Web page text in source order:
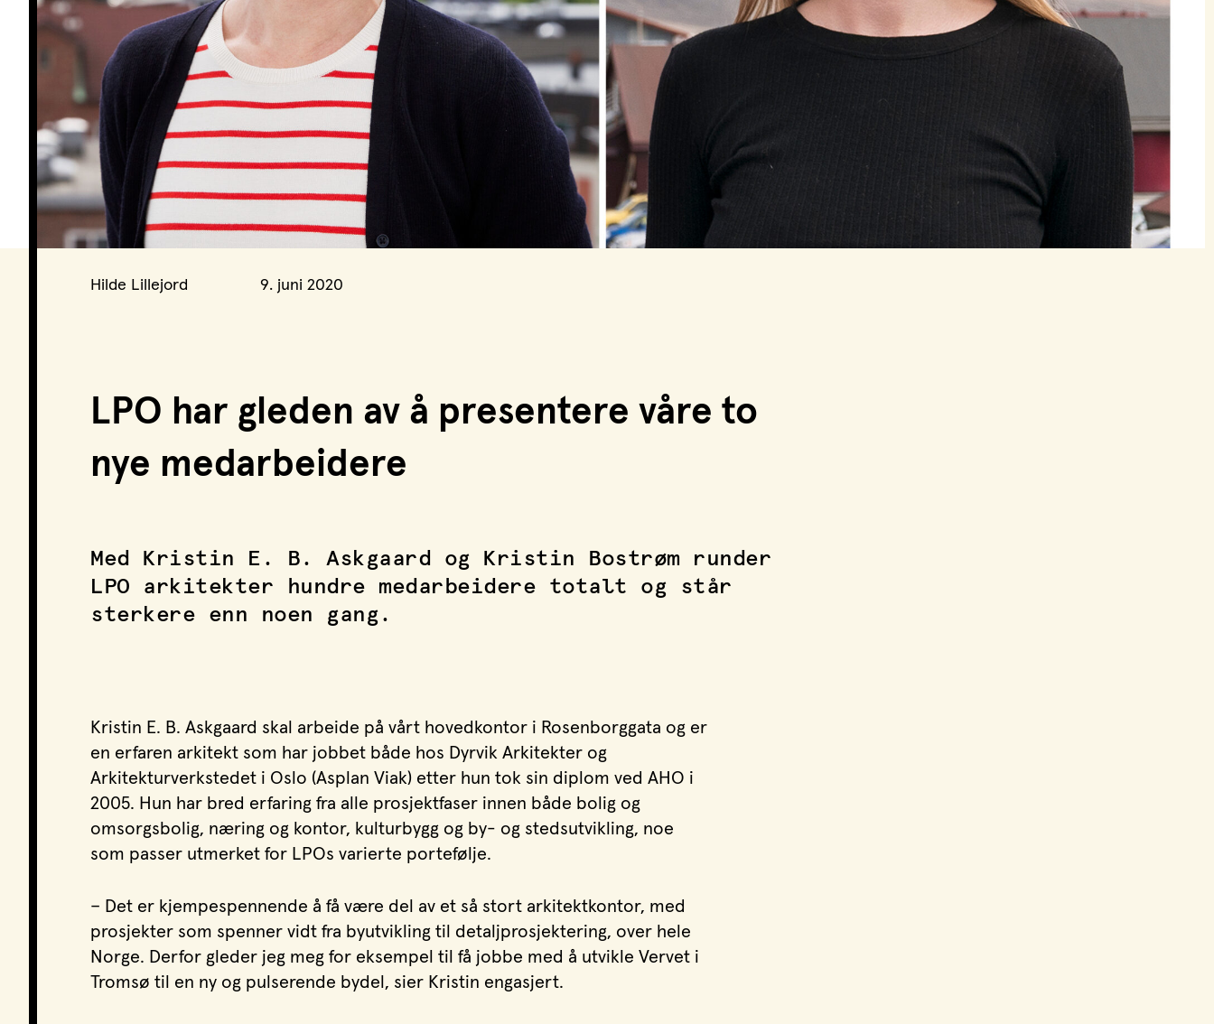
Podkast
Hilde Lillejord 9. juni 2020
LPO har gleden av å presentere våre to
nye medarbeidere
Med Kristin E. B. Askgaard og Kristin Bostrøm runder
LPO arkitekter hundre medarbeidere totalt og står
sterkere enn noen gang.
Kristin E. B. Askgaard skal arbeide på vårt hovedkontor i Rosenborggata og er
en erfaren arkitekt som har jobbet både hos Dyrvik Arkitekter og
Arkitekturverkstedet i Oslo (Asplan Viak) etter hun tok sin diplom ved AHO i
2005. Hun har bred erfaring fra alle prosjektfaser innen både bolig og
omsorgsbolig, næring og kontor, kulturbygg og by- og stedsutvikling, noe
som passer utmerket for LPOs varierte portefølje.
– Det er kjempespennende å få være del av et så stort arkitektkontor, med
prosjekter som spenner vidt fra byutvikling til detaljprosjektering, over hele
Norge. Derfor gleder jeg meg for eksempel til få jobbe med å utvikle Vervet i
Tromsø til en ny og pulserende bydel, sier Kristin engasjert.